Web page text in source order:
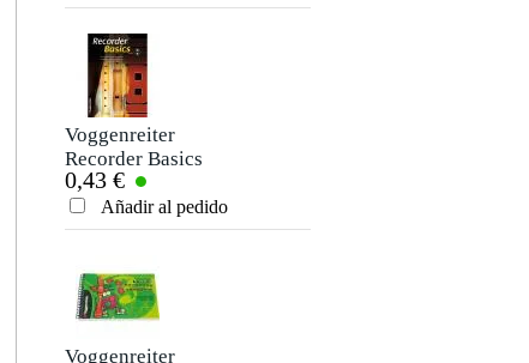
Voggenreiter
Recorder Basics
Edición en inglés
0,43 €
Añadir al pedido
Voggenreiter